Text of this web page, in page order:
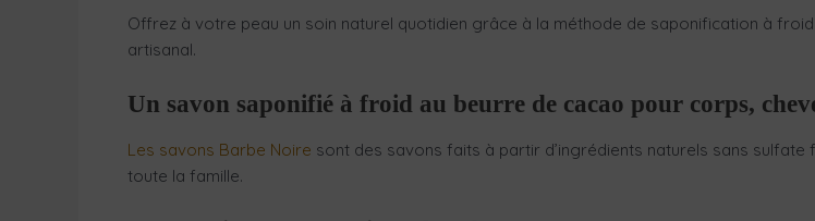
Offrez à votre peau un soin naturel quotidien grâce à la méthode de saponification à
artisanal.
Un savon saponifié à froid au beurre de cacao pour corps,
Les savons Barbe Noire sont des savons faits à partir d’ingrédients naturels sans
toute la famille.